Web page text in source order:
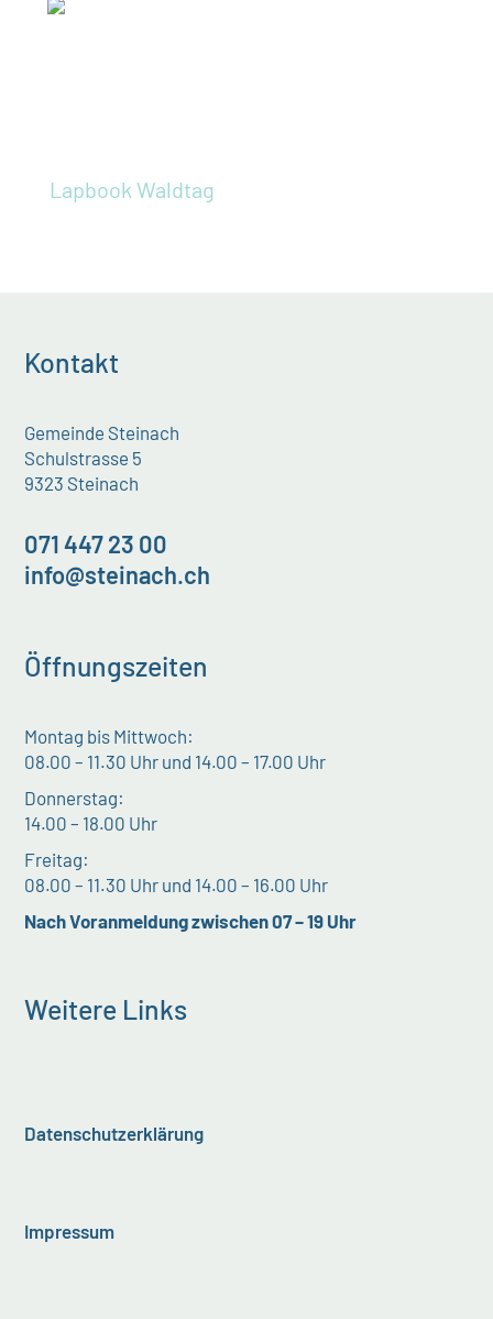
Lapbook Waldtag
Kontakt
Gemeinde Steinach
Schulstrasse 5
9323 Steinach
071 447 23 00
info@steinach.ch
Öffnungszeiten
Montag bis Mittwoch:
08.00 – 11.30 Uhr und 14.00 – 17.00 Uhr
Donnerstag:
14.00 – 18.00 Uhr
Freitag:
08.00 – 11.30 Uhr und 14.00 – 16.00 Uhr
Nach Voranmeldung zwischen 07 – 19 Uhr
Weitere Links
Datenschutzerklärung
Impressum